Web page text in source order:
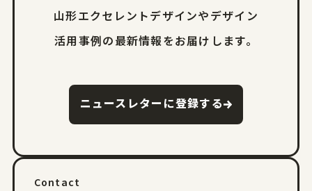
山形エクセレントデザインやデザイン
活用事例の最新情報をお届けします。
ニュースレターに登録する
Contact